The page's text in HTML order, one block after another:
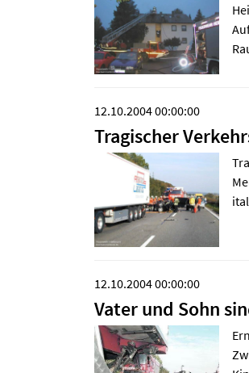
12.10.2004 00:00:00
Tragischer
12.10.2004 00:00:00
Vater und Sohn